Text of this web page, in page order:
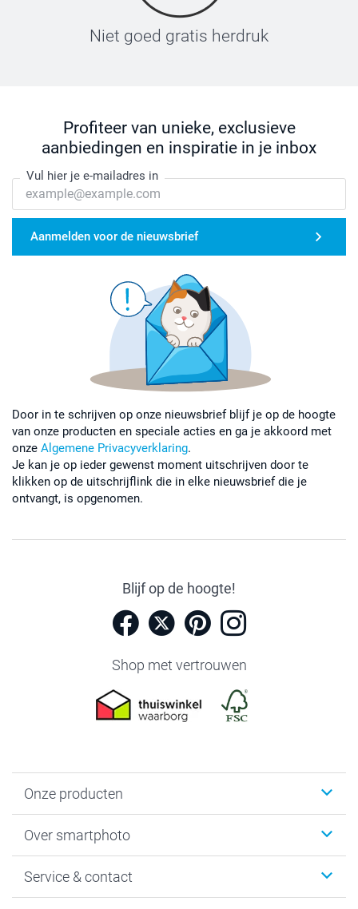
Niet goed gratis herdruk
Profiteer van unieke, exclusieve
aanbiedingen en inspiratie in je inbox
Vul hier je e-mailadres in
Aanmelden voor de nieuwsbrief
Door in te schrijven op onze nieuwsbrief blijf je op de hoogte
van onze producten en speciale acties en ga je akkoord met
onze Algemene Privacyverklaring.
Je kan je op ieder gewenst moment uitschrijven door te
klikken op de uitschrijflink die in elke nieuwsbrief die je
ontvangt, is opgenomen.
Blijf op de hoogte!
Shop met vertrouwen
Onze producten
Fotoboeken
Fotocadeaus
Over smartphoto
Vacatures
Service & contact